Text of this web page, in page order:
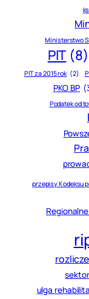
Ministerstwo
PIT (8)
PIT za 2015 rok (2)
PKO BP
Podatek od
przepisy Kodeksu
ulga